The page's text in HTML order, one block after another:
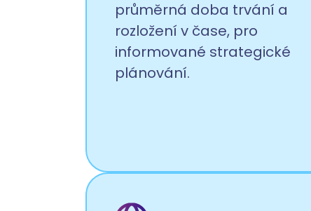
průměrná doba trvání a
rozložení v čase, pro
informované strategické
plánování.